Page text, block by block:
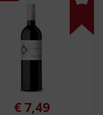
€ 7,49